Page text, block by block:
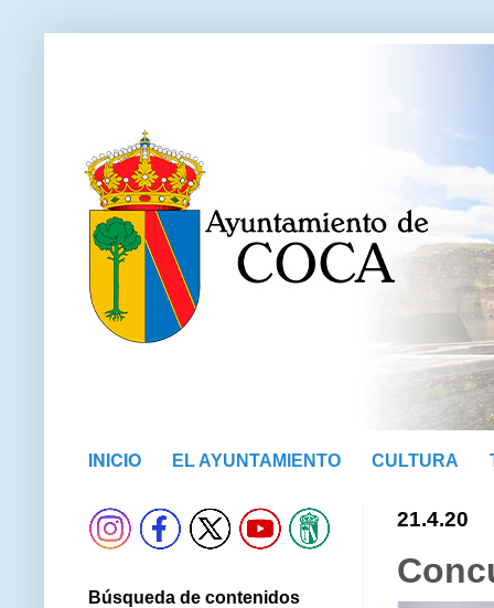
INICIO EL AYUNTAMIENTO CULTURA
21.4.20
Búsqueda de contenidos